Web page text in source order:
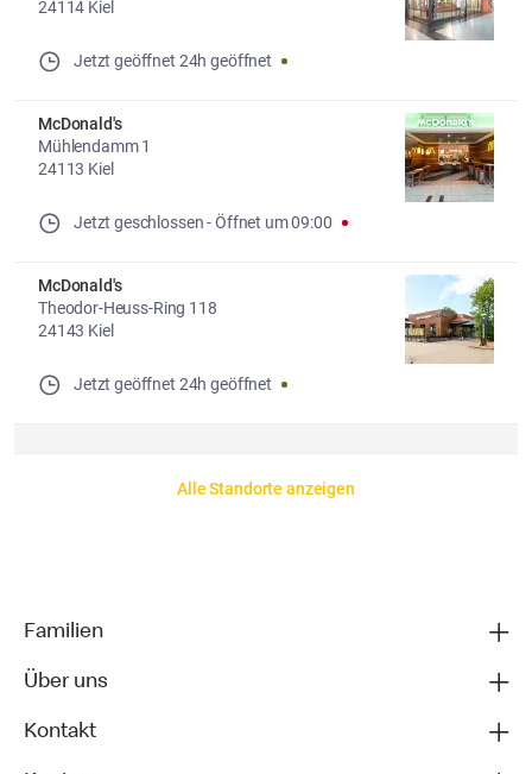
24114 Kiel
Jetzt geöffnet 24h geöffnet
McDonald's
Mühlendamm 1
24113 Kiel
Jetzt geschlossen - Öffnet um09:00
McDonald's
Theodor-Heuss-Ring 118
24143 Kiel
Jetzt geöffnet 24h geöffnet
Alle Standorte anzeigen
Familien
Über uns
Kontakt